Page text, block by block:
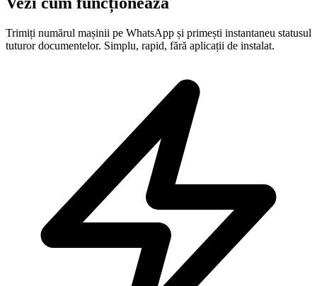
Trimiți numărul mașinii pe WhatsApp și primești instantaneu statusul
tuturor documentelor. Simplu, rapid, fără aplicații de instalat.